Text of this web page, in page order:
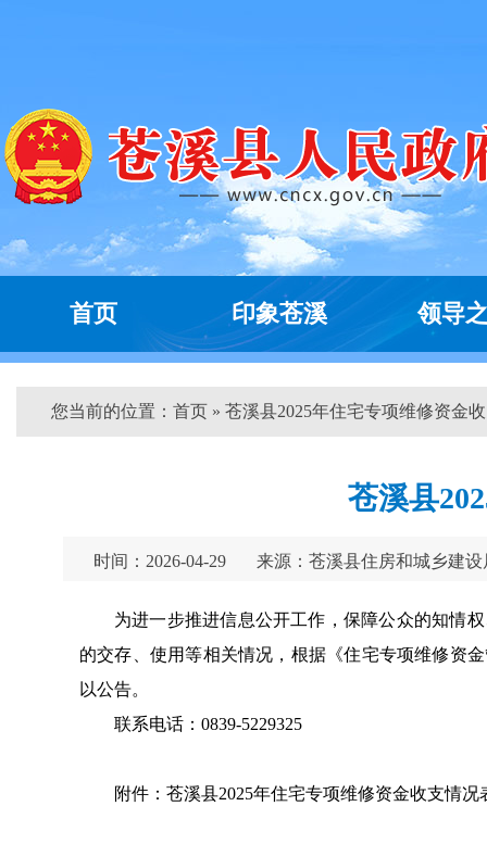
首页 印象苍溪 领导
您当前的位置： 首页 » 苍溪县2025年住宅专项维修资金
苍溪县
时间：2026-04-29 来源：苍溪县住房和城乡建设
为进一步推进信息公开工作，保障公众的知情
的交存、使用等相关情况，根据《住宅专项维修资
以公告。
联系电话：0839-5229325
附件：苍溪县2025年住宅专项维修资金收支情况